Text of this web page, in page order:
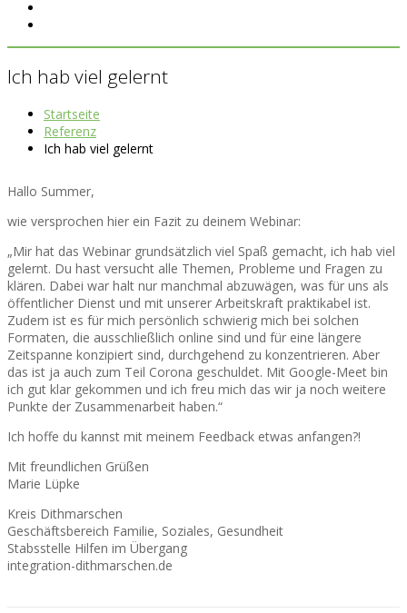
Ich hab viel gelernt
Startseite
Referenz
Ich hab viel gelernt
Hallo Summer,
wie versprochen hier ein Fazit zu deinem Webinar:
„Mir hat das Webinar grundsätzlich viel Spaß gemacht, ich hab viel
gelernt. Du hast versucht alle Themen, Probleme und Fragen zu
klären. Dabei war halt nur manchmal abzuwägen, was für uns als
öffentlicher Dienst und mit unserer Arbeitskraft praktikabel ist.
Zudem ist es für mich persönlich schwierig mich bei solchen
Formaten, die ausschließlich online sind und für eine längere
Zeitspanne konzipiert sind, durchgehend zu konzentrieren. Aber
das ist ja auch zum Teil Corona geschuldet. Mit Google-Meet bin
ich gut klar gekommen und ich freu mich das wir ja noch weitere
Punkte der Zusammenarbeit haben.“
Ich hoffe du kannst mit meinem Feedback etwas anfangen?!
Mit freundlichen Grüßen
Marie Lüpke
Kreis Dithmarschen
Geschäftsbereich Familie, Soziales, Gesundheit
Stabsstelle Hilfen im Übergang
integration-dithmarschen.de